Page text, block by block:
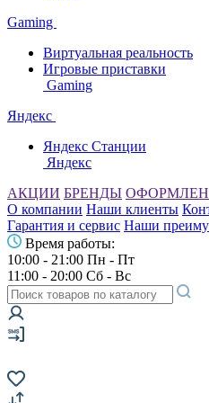
Gaming
Виртуальная реальность
Игровые приставки
Gaming
Яндекс
Яндекс Станции
Яндекс
АКЦИИ БРЕНДЫ
О компании Наши клиенты
Гарантия и сервис Наши
Время работы:
10:00 - 21:00 Пн - Пт
11:00 - 20:00 Сб - Вс